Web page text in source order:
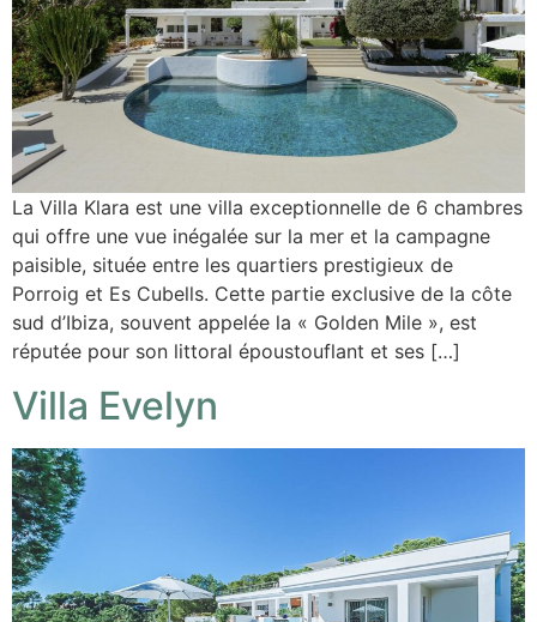
La Villa Klara est une villa exceptionnelle de 6 chambres
qui offre une vue inégalée sur la mer et la campagne
paisible, située entre les quartiers prestigieux de
Porroig et Es Cubells. Cette partie exclusive de la côte
sud d’Ibiza, souvent appelée la « Golden Mile », est
réputée pour son littoral époustouflant et ses […]
Villa Evelyn